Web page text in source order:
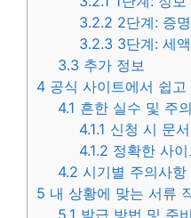
3.2.2 2단계: 증
3.2.3 3단계: 세
3.3 추가 정보
4 공식 사이트에서 쉽고
4.1 흔한 실수 및 주
4.1.1 신청 시 문
4.1.2 정확한 사
4.2 시기별 주의사항
5 내 상황에 맞는 서류
5.1 발급 방법 및 준